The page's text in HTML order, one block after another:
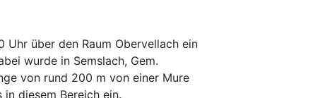
Uhr über den Raum Obervellach ein
wurde in Semslach, Gem.
von rund 200 m von einer Mure
diesem Bereich ein.